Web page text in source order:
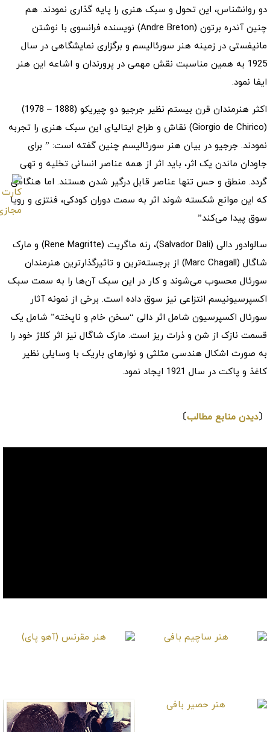
دو روانشناس، این تحول و سبک هنری را پایه گذاری نمودند. هم
چنین آندره برتون (Andre Breton) نویسنده فرانسوی با نوشتن
مانیفستی در زمینه هنر سورئالیسم و برگزاری نمایشگاهی در سال
1925 به همین مناسبت نقش مهمی در پرورندان و اشاعه این هنر
ایفا نمود.
اکثر هنرمندان قرن بیستم نظیر جرجیو دو چیریکو (1888 – 1978)
(Giorgio de Chirico) نقاش و طراح ایتالیای این سبک هنری را تجربه
نمودند. جرجیو در بیان هنر سورئالیسم چنین گفته است: ” برای
جاودان ماندن یک اثر، باید اثر از همه عناصر انسانی تخلیه و تهی
گردد. منطق و حس تنها عناصر قابل درگیر شدن هستند. اما هنگامی
که این موانع شکسته شوند اثر به سمت دوران کودکی، فنتزی و رویا
سوق پیدا می‌کند”
سالوادور دالی (Salvador Dali)، رنه ماگریت (Rene Magritte) و مارک
شاگال (Marc Chagall) از برجسته‌ترین و تاثیرگذارترین هنرمندان
سورئال محسوب می‌شوند و کار در این سبک آن‌ها را به سمت سبک
اکسپرسیونیسم انتزاعی نیز سوق داده است. برخی از نمونه آثار
سورئال اکسپرسیون شامل اثر دالی “سخن خام و ناپخته” شامل یک
قسمت نازک از شن و ذرات ریز است. مارک شاگال نیز اثر کلاژ خود را
به صورت اشکال هندسی مثلثی و نوارهای باریک با وسایلی نظیر
کاغذ و پاکت در سال 1921 ایجاد نمود.
〔دیدن منابع مطالب〕